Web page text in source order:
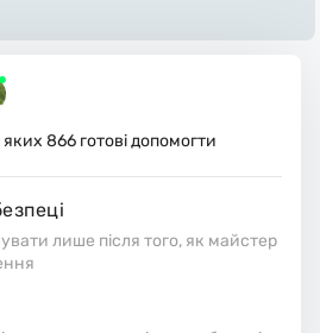
за чистотою та прибирають р
яких 866 готові допомогти
лише після того, як майстер